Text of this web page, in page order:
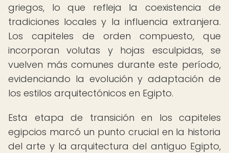
griegos, lo que refleja la coexistencia de
tradiciones locales y la influencia extranjera.
Los capiteles de orden compuesto, que
incorporan volutas y hojas esculpidas, se
vuelven más comunes durante este período,
evidenciando la evolución y adaptación de
los estilos arquitectónicos en Egipto.
Esta etapa de transición en los capiteles
egipcios marcó un punto crucial en la historia
del arte y la arquitectura del antiguo Egipto,